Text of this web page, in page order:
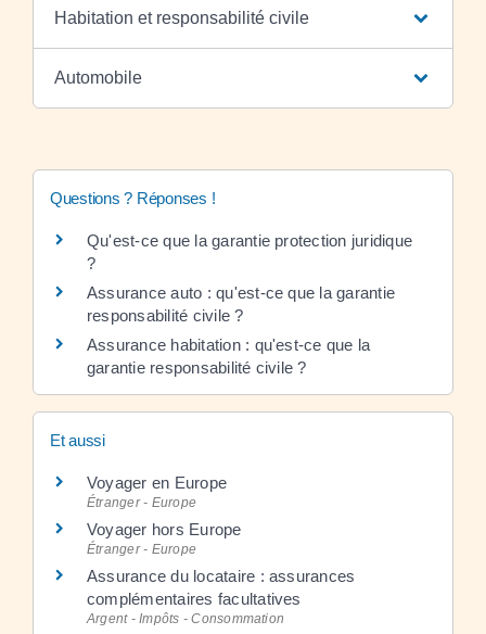
Habitation et responsabilité civile
Automobile
Questions ? Réponses !
Qu'est-ce que la garantie protection juridique
?
Assurance auto : qu'est-ce que la garantie
responsabilité civile ?
Assurance habitation : qu'est-ce que la
garantie responsabilité civile ?
Et aussi
Voyager en Europe
Étranger - Europe
Voyager hors Europe
Étranger - Europe
Assurance du locataire : assurances
complémentaires facultatives
Argent - Impôts - Consommation